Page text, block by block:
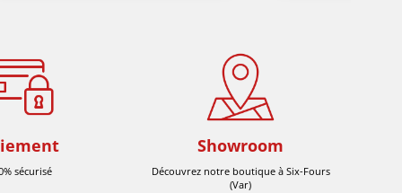
sécurisé
Showroom
Découvrez notre boutique à Six-Fours
(Var)